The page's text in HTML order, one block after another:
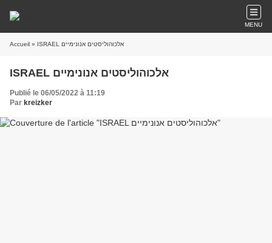
MENU
Accueil » ISRAEL אלכוהוליסטים אנונימיים
ISRAEL אלכוהוליסטים אנונימיים
Publié le 06/05/2022 à 11:19
Par kreizker